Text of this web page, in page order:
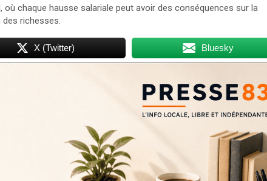
chaque hausse salariale peut avoir des conséquences sur la
richesses.
X (Twitter) Bluesky